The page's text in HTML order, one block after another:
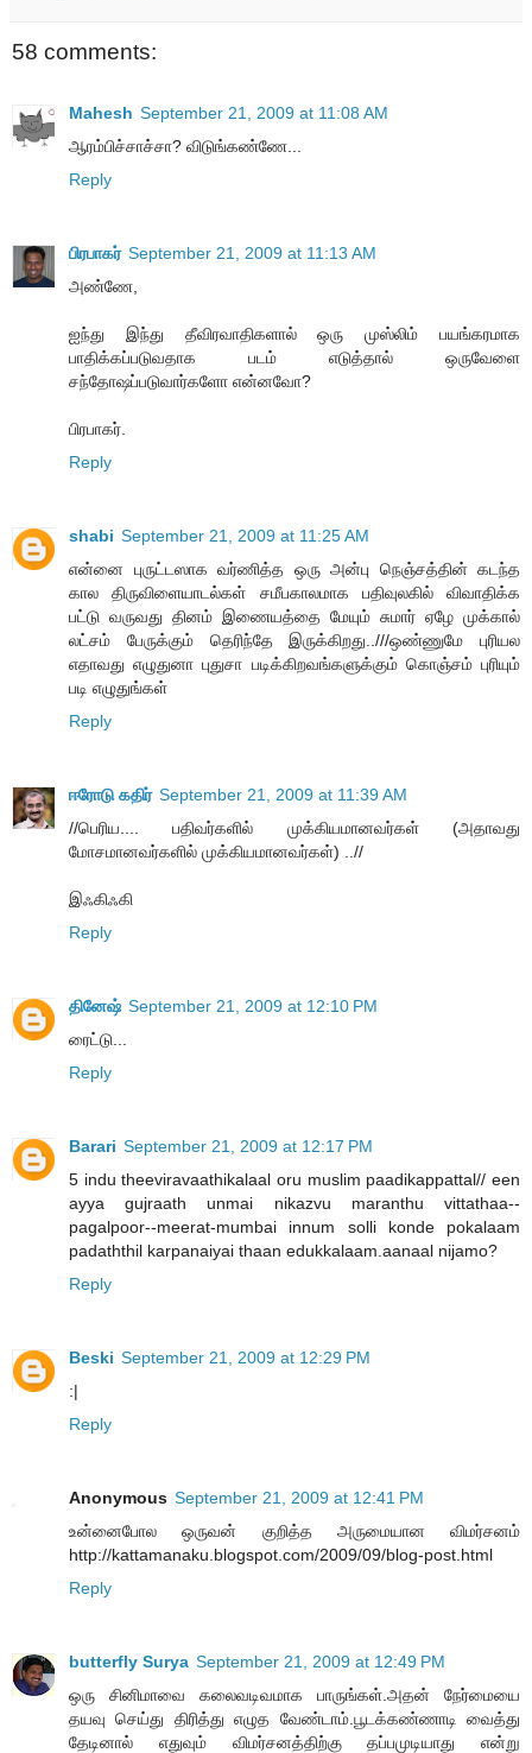
58 comments:
Mahesh September 21, 2009 at 11:08 AM
ஆரம்பிச்சாச்சா? விடுங்கண்ணே...
Reply
பிரபாகர் September 21, 2009 at 11:13 AM
அண்ணே,
ஐந்து இந்து தீவிரவாதிகளால் ஒரு முஸ்லிம் பயங்கரமாக
பாதிக்கப்படுவதாக படம் எடுத்தால் ஒருவேளை
சந்தோஷப்படுவார்களோ என்னவோ?
பிரபாகர்.
Reply
shabi September 21, 2009 at 11:25 AM
என்னை புருட்டஸாக வர்ணித்த ஒரு அன்பு நெஞ்சத்தின் கடந்த
கால திருவிளையாடல்கள் சமீபகாலமாக பதிவுலகில் விவாதிக்க
பட்டு வருவது தினம் இணையத்தை மேயும் சுமார் ஏழே முக்கால்
லட்சம் பேருக்கும் தெரிந்தே இருக்கிறது..///ஒண்ணுமே புரியல
எதாவது எழுதுனா புதுசா படிக்கிறவங்களுக்கும் கொஞ்சம் புரியும்
படி எழுதுங்கள்
Reply
ஈரோடு கதிர் September 21, 2009 at 11:39 AM
//பெரிய.... பதிவர்களில் முக்கியமானவர்கள் (அதாவது
மோசமானவர்களில் முக்கியமானவர்கள்) ..//
இஃகிஃகி
Reply
தினேஷ் September 21, 2009 at 12:10 PM
ரைட்டு...
Reply
Barari September 21, 2009 at 12:17 PM
5 indu theeviravaathikalaal oru muslim paadikappattal// een
ayya gujraath unmai nikazvu maranthu vittathaa--
pagalpoor--meerat-mumbai innum solli konde pokalaam
padaththil karpanaiyai thaan edukkalaam.aanaal nijamo?
Reply
Beski September 21, 2009 at 12:29 PM
:|
Reply
Anonymous September 21, 2009 at 12:41 PM
உன்னைபோல ஒருவன் குறித்த அருமையான விமர்சனம்
http://kattamanaku.blogspot.com/2009/09/blog-post.html
Reply
butterfly Surya September 21, 2009 at 12:49 PM
ஒரு சினிமாவை கலைவடிவமாக பாருங்கள்.அதன் நேர்மையை
தயவு செய்து திரித்து எழுத வேண்டாம்.பூடக்கண்ணாடி வைத்து
தேடினால் எதுவும் விமர்சனத்திற்கு தப்பமுடியாது என்று